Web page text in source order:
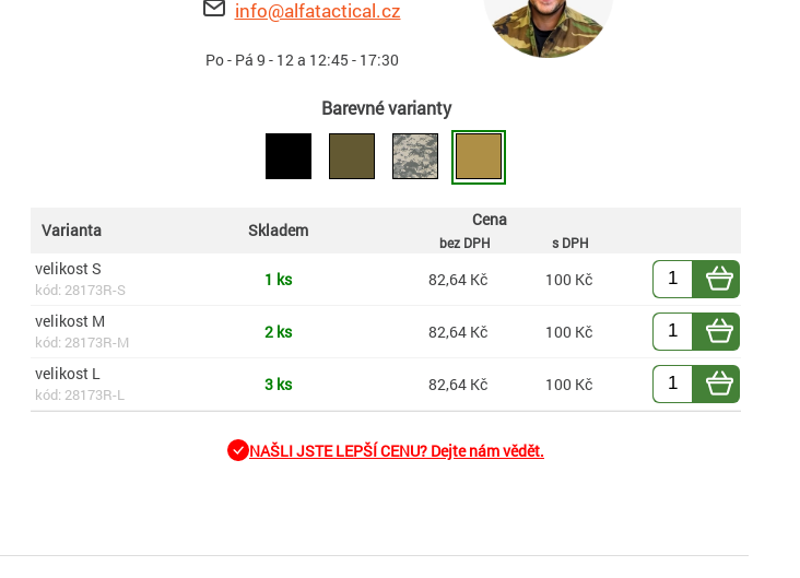
info@alfatactical.cz
Po - Pá 9 - 12 a 12:45 - 17:30
Barevné varianty
Varianta Skladem
Cena
bez DPH s DPH
velikost S
kód: 28173R-S 1 ks 82,64 Kč
100 Kč
velikost M
kód: 28173R-M 2 ks 82,64 Kč
100 Kč
velikost L
kód: 28173R-L 3 ks 82,64 Kč 100 Kč
NAŠLI JSTE LEPŠÍ CENU? Dejte nám vědět.